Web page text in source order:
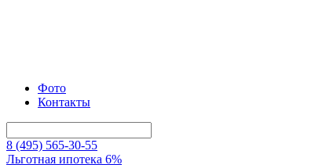
Фото
Контакты
8 (495) 565-30-55
Льготная ипотека 6%